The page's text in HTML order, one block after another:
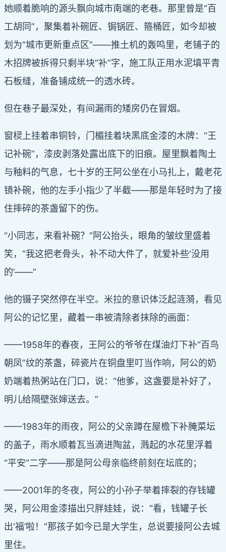
她顺着脆响的源头飘向城市南端的老巷。那里曾是“百
工胡同”，聚集着补碗匠、锔锅匠、箍桶匠，如今却被
划为“城市更新重点区”——推土机的轰鸣里，老铺子的
木招牌被拆得只剩半块“补”字，施工队正用水泥填平青
石板缝，准备铺成统一的透水砖。
但在巷子最深处，有间漏雨的矮房仍在冒烟。
窗棂上挂着串铜铃，门楣挂着块黑底金漆的木牌：“王
记补碗”，漆皮剥落处露出底下的旧痕。屋里飘着陶土
与釉料的气息，七十岁的王阿公坐在小马扎上，戴老花
镜补碗，他的左手小指少了半截——那是年轻时为了接
住摔碎的茶盏留下的伤。
“小同志，来看补碗？”阿公抬头，眼角的皱纹里盛着
笑，“我这把老骨头，补不动大件了，就爱补些‘没用
的’——”
他的镊子突然停在半空。米拉的意识体泛起涟漪，看见
阿公的记忆里，藏着一串被清除者抹除的画面：
——1958年的春夜，王阿公的爷爷在煤油灯下补“百鸟
朝凤”纹的茶盏，碎瓷片在铜盘里叮当作响，阿公的奶
奶端着热粥站在门口，说：“他爹，这盏要是补好了，
明儿给隔壁张婶送去。”
——1983年的雨夜，阿公的父亲蹲在屋檐下补腌菜坛
的盖子，雨水顺着瓦当滴进陶盆，溅起的水花里浮着
“平安”二字——那是阿公母亲临终前刻在坛底的；
——2001年的冬夜，阿公的小孙子举着摔裂的存钱罐
哭，阿公用金漆描出只胖娃娃，说：“看，钱罐子长
出‘福’啦！”那孩子如今已是大学生，总说要接阿公去城
里住。